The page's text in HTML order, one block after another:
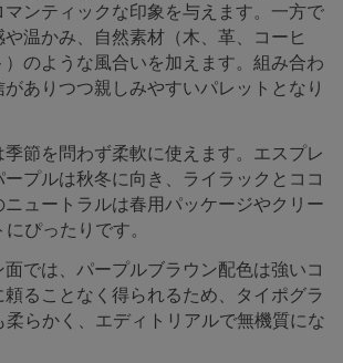
マンティックな印象を与えます。一方で
温かみ、自然素材（木、革、コーヒ
のような風合いを加えます。組み合わ
ありつつ親しみやすいパレットとなり
節を問わず柔軟に使えます。エスプレ
ープルは秋冬に向き、ライラックとココ
ュートラルは春用パッケージやクリー
ぴったりです。
では、パープルブラウン配色は強いコ
ることなく得られるため、タイポグラ
柔らかく、エディトリアルで無機質にな